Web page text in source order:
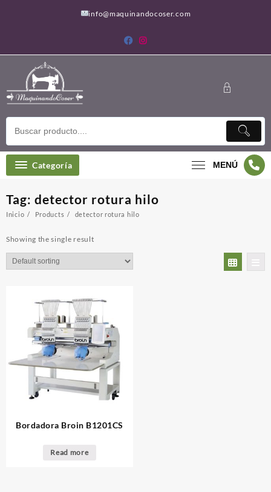
info@maquinandocoser.com
Categoría MENÚ
Tag: detector rotura hilo
Inicio Products detector rotura hilo
Showing the single result
Bordadora Broin B1201CS
Read more